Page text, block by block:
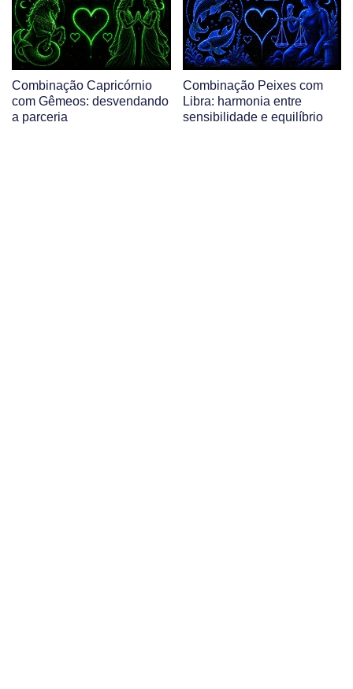
Combinação Capricórnio
com Gêmeos: desvendando
a parceria
Combinação Peixes com
Libra: harmonia entre
sensibilidade e equilíbrio